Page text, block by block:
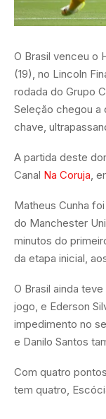
O Brasil venceu o
(19), no Lincoln
rodada do Grupo
Seleção chegou a
chave,
A partida deste
Canal Na Coruja,
Matheus Cunha
do Manchester
minutos do
da etapa inicial,
O Brasil ainda
jogo, e Ederson
impedimento no
e Danilo Santos
Com quatro
tem quatro,